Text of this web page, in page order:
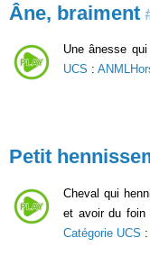
Âne, braiment
Une ânesse
UCS :
Petit
Cheval qui
et avoir du foin
Catégorie UCS :